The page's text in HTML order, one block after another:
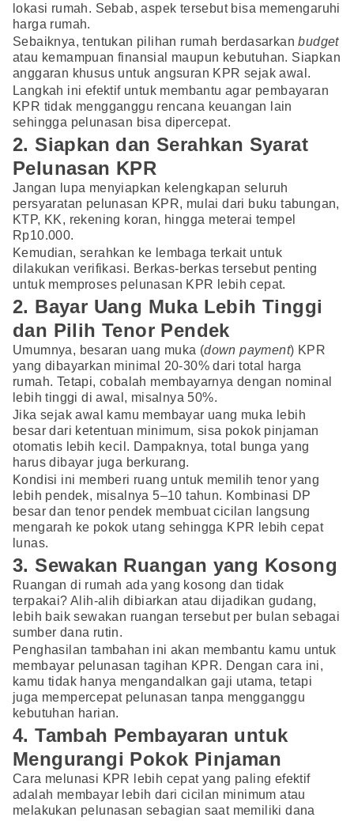
lokasi rumah. Sebab, aspek tersebut bisa memengaruhi
harga rumah.
Sebaiknya, tentukan pilihan rumah berdasarkanbudget
atau kemampuan finansial maupun kebutuhan. Siapkan
anggaran khusus untuk angsuran KPR sejak awal.
Langkah ini efektif untuk membantu agar pembayaran
KPR tidak mengganggu rencana keuangan lain
sehingga pelunasan bisa dipercepat.
2. Siapkan dan Serahkan Syarat
Pelunasan KPR
Jangan lupa menyiapkan kelengkapan seluruh
persyaratan pelunasan KPR, mulai dari buku tabungan,
KTP, KK, rekening koran, hingga meterai tempel
Rp10.000.
Kemudian, serahkan ke lembaga terkait untuk
dilakukan verifikasi. Berkas-berkas tersebut penting
untuk memproses pelunasan KPR lebih cepat.
2. Bayar Uang Muka Lebih Tinggi
dan Pilih Tenor Pendek
Umumnya, besaran uang muka (down payment) KPR
yang dibayarkan minimal 20-30% dari total harga
rumah. Tetapi, cobalah membayarnya dengan nominal
lebih tinggi di awal, misalnya 50%.
Jika sejak awal kamu membayar uang muka lebih
besar dari ketentuan minimum, sisa pokok pinjaman
otomatis lebih kecil. Dampaknya, total bunga yang
harus dibayar juga berkurang.
Kondisi ini memberi ruang untuk memilih tenor yang
lebih pendek, misalnya 5–10 tahun. Kombinasi DP
besar dan tenor pendek membuat cicilan langsung
mengarah ke pokok utang sehingga KPR lebih cepat
lunas.
3. Sewakan Ruangan yang Kosong
Ruangan di rumah ada yang kosong dan tidak
terpakai? Alih-alih dibiarkan atau dijadikan gudang,
lebih baik sewakan ruangan tersebut per bulan sebagai
sumber dana rutin.
Penghasilan tambahan ini akan membantu kamu untuk
membayar pelunasan tagihan KPR. Dengan cara ini,
kamu tidak hanya mengandalkan gaji utama, tetapi
juga mempercepat pelunasan tanpa mengganggu
kebutuhan harian.
4. Tambah Pembayaran untuk
Mengurangi Pokok Pinjaman
Cara melunasi KPR lebih cepat yang paling efektif
adalah membayar lebih dari cicilan minimum atau
melakukan pelunasan sebagian saat memiliki dana